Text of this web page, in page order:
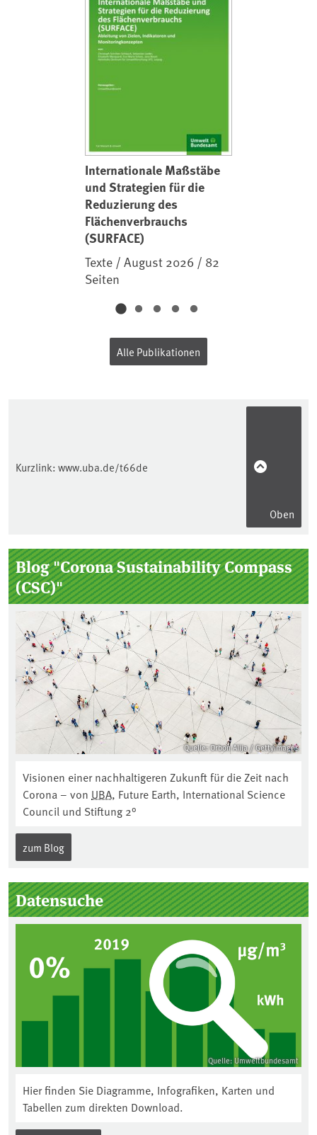
Internationale Maßstäbe
und Strategien für die
Reduzierung des
Flächenverbrauchs
(SURFACE)
Texte / August 2026 / 82
Seiten
Alle Publikationen
Kurzlink: www.uba.de/t66de
Oben
Seitenleiste
Blog "Corona Sustainability Compass
(CSC)"
Quelle: Orbon Alija / GettyImages
Visionen einer nachhaltigeren Zukunft für die Zeit nach
Corona – von UBA, Future Earth, International Science
Council und Stiftung 2°
zum Blog
Datensuche
Quelle: Umweltbundesamt
Hier finden Sie Diagramme, Infografiken, Karten und
Tabellen zum direkten Download.